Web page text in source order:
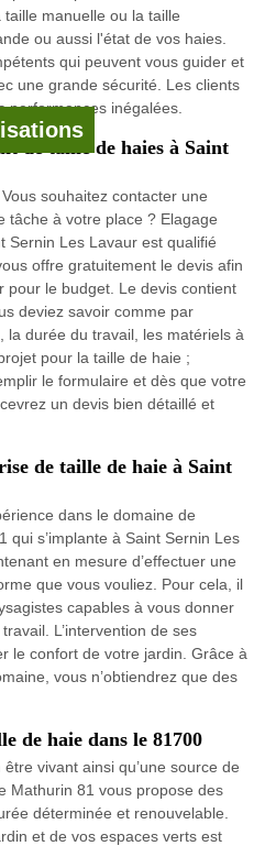
manuelle ou la taille
ou aussi l'état de vos haies.
qui peuvent vous guider et
une grande sécurité. Les clients
performances inégalées.
de taille de haies à Saint
souhaitez contacter une
tâche à votre place ? Elagage
Sernin Les Lavaur est qualifié
offre gratuitement le devis afin
pour le budget. Le devis contient
deviez savoir comme par
la durée du travail, les matériels à
pour la taille de haie ;
le formulaire et dès que votre
un devis bien détaillé et
de taille de haie à Saint
dans le domaine de
qui s’implante à Saint Sernin Les
en mesure d’effectuer une
que vous vouliez. Pour cela, il
capables à vous donner
L’intervention de ses
le confort de votre jardin. Grâce à
vous n’obtiendrez que des
de haie dans le 81700
vivant ainsi qu’une source de
Mathurin 81 vous propose des
déterminée et renouvelable.
et de vos espaces verts est